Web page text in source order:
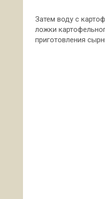
Затем воду с
ложки
приготовления